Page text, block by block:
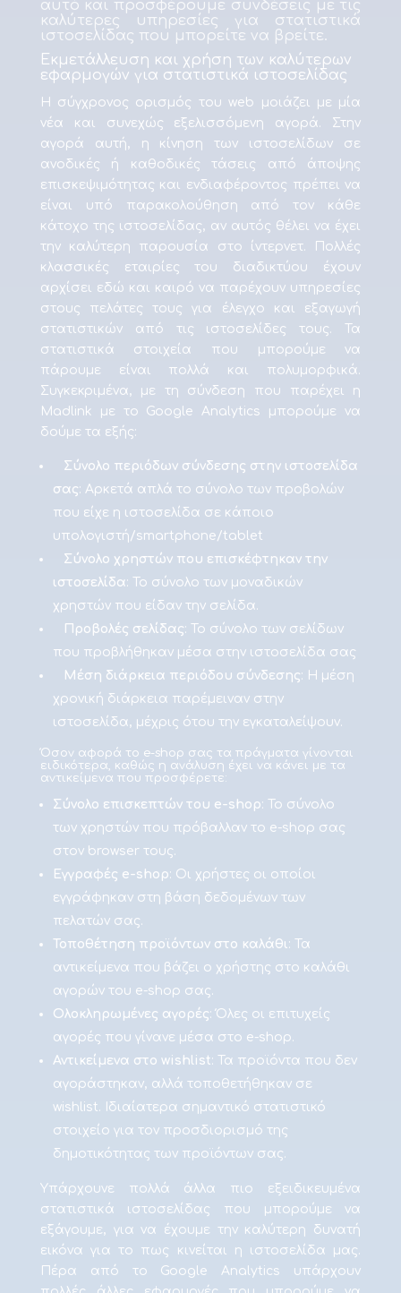
αυτό και προσφέρουμε συνδέσεις με τις
καλύτερες υπηρεσίες για στατιστικά
ιστοσελίδας που μπορείτε να βρείτε.
Εκμετάλλευση και χρήση των καλύτερων
εφαρμογών για στατιστικά ιστοσελίδας
Η σύγχρονος ορισμός του web μοιάζει με μία
νέα και συνεχώς εξελισσόμενη αγορά. Στην
αγορά αυτή, η κίνηση των ιστοσελίδων σε
ανοδικές ή καθοδικές τάσεις από άποψης
επισκεψιμότητας και ενδιαφέροντος πρέπει να
είναι υπό παρακολούθηση από τον κάθε
κάτοχο της ιστοσελίδας, αν αυτός θέλει να έχει
την καλύτερη παρουσία στο ίντερνετ. Πολλές
κλασσικές εταιρίες του διαδικτύου έχουν
αρχίσει εδώ και καιρό να παρέχουν υπηρεσίες
στους πελάτες τους για έλεγχο και εξαγωγή
στατιστικών από τις ιστοσελίδες τους. Τα
στατιστικά στοιχεία που μπορούμε να
πάρουμε είναι πολλά και πολυμορφικά.
Συγκεκριμένα, με τη σύνδεση που παρέχει η
Madlink με το Google Analytics μπορούμε να
δούμε τα εξής:
Σύνολο περιόδων σύνδεσης στην ιστοσελίδα
σας: Αρκετά απλά το σύνολο των προβολών
που είχε η ιστοσελίδα σε κάποιο
υπολογιστή/smartphone/tablet
Σύνολο χρηστών που επισκέφτηκαν την
ιστοσελίδα: Το σύνολο των μοναδικών
χρηστών που είδαν την σελίδα.
Προβολές σελίδας: Το σύνολο των σελίδων
που προβλήθηκαν μέσα στην ιστοσελίδα σας
Μέση διάρκεια περιόδου σύνδεσης: Η μέση
χρονική διάρκεια παρέμειναν στην
ιστοσελίδα, μέχρις ότου την εγκαταλείψουν.
Όσον αφορά το e-shop σας τα πράγματα γίνονται
ειδικότερα, καθώς η ανάλυση έχει να κάνει με τα
αντικείμενα που προσφέρετε:
Σύνολο επισκεπτών του e-shop: Το σύνολο
των χρηστών που πρόβαλλαν το e-shop σας
στον browser τους.
Εγγραφές e-shop: Οι χρήστες οι οποίοι
εγγράφηκαν στη βάση δεδομένων των
πελατών σας.
Τοποθέτηση προϊόντων στο καλάθι: Τα
αντικείμενα που βάζει ο χρήστης στο καλάθι
αγορών του e-shop σας.
Ολοκληρωμένες αγορές: Όλες οι επιτυχείς
αγορές που γίνανε μέσα στο e-shop.
Αντικείμενα στο wishlist: Τα προϊόντα που δεν
αγοράστηκαν, αλλά τοποθετήθηκαν σε
wishlist. Ιδιαίατερα σημαντικό στατιστικό
στοιχείο για τον προσδιορισμό της
δημοτικότητας των προϊόντων σας.
Υπάρχουνε πολλά άλλα πιο εξειδικευμένα
στατιστικά ιστοσελίδας που μπορούμε να
εξάγουμε, για να έχουμε την καλύτερη δυνατή
εικόνα για το πως κινείται η ιστοσελίδα μας.
Πέρα από το Google Analytics υπάρχουν